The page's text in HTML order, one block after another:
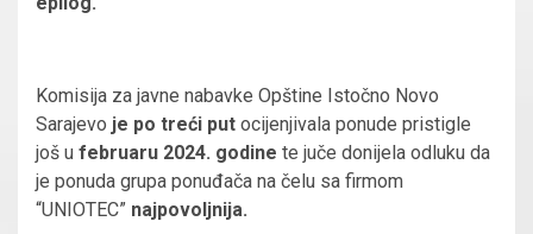
Komisija za javne nabavke Opštine Istočno Novo
Sarajevo je po treći put ocijenjivala ponude pristigle
još u februaru 2024. godine te juče donijela odluku da
je ponuda grupa ponuđača na čelu sa firmom
“UNIOTEC” najpovoljnija.